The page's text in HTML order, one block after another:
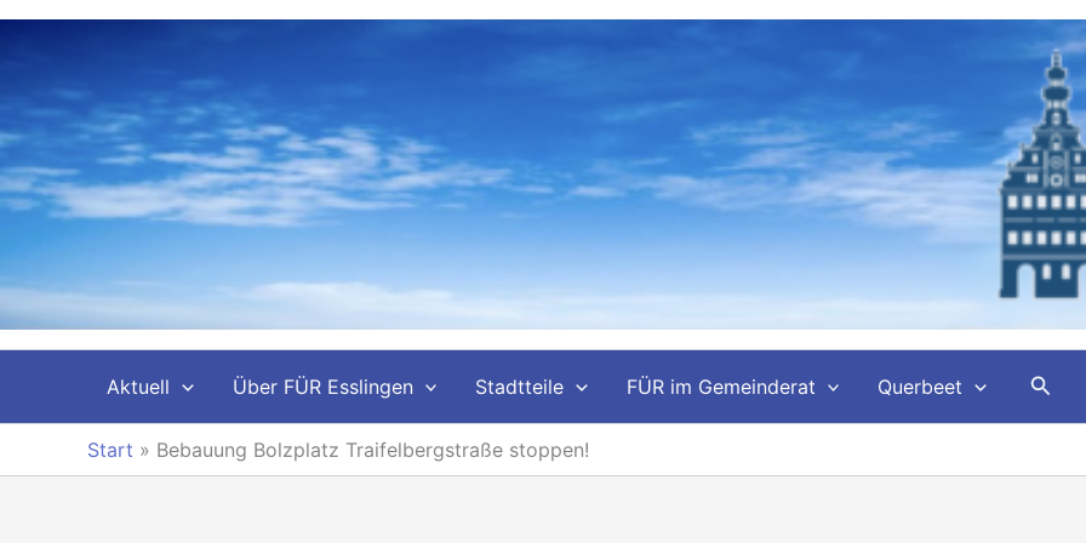
Zum
Aktuell Über FÜR Esslingen Stadtteile FÜR im Gemeinderat Querbeet
Start » Bebauung Bolzplatz Traifelbergstraße stoppen!